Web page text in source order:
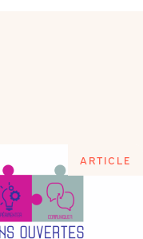
ARTICLE